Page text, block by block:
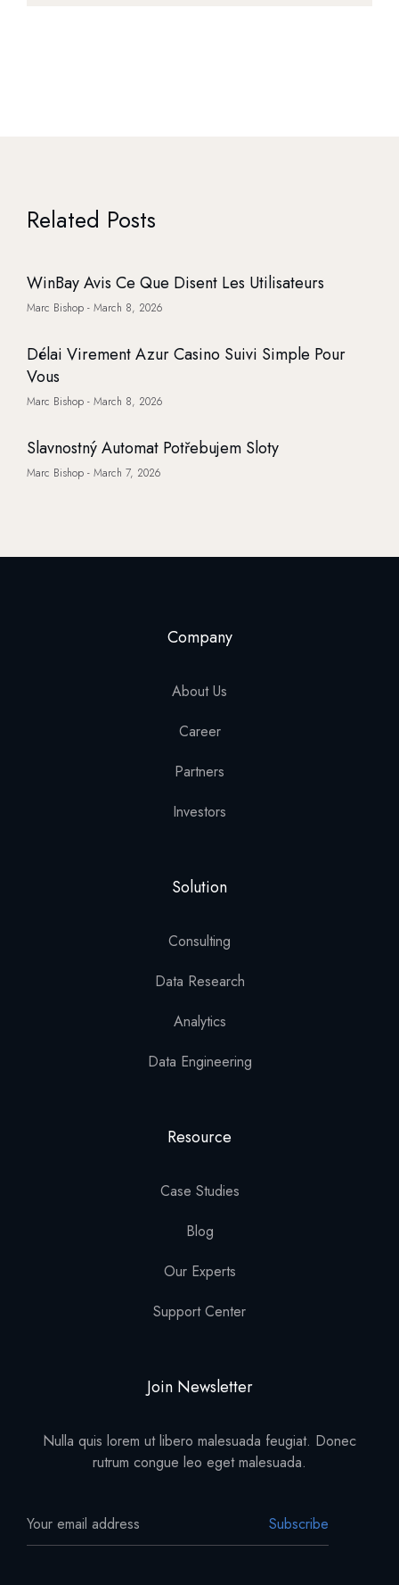
Related Posts
WinBay Avis Ce Que Disent Les Utilisateurs
Marc Bishop March 8, 2026
Délai Virement Azur Casino Suivi Simple Pour
Vous
Marc Bishop March 8, 2026
Slavnostný Automat Potřebujem Sloty
Marc Bishop March 7, 2026
Company
About Us
Career
Partners
Investors
Solution
Consulting
Data Research
Analytics
Data Engineering
Resource
Case Studies
Blog
Our Experts
Support Center
Join Newsletter
Nulla quis lorem ut libero malesuada feugiat. Donec
rutrum congue leo eget malesuada.
Subscribe